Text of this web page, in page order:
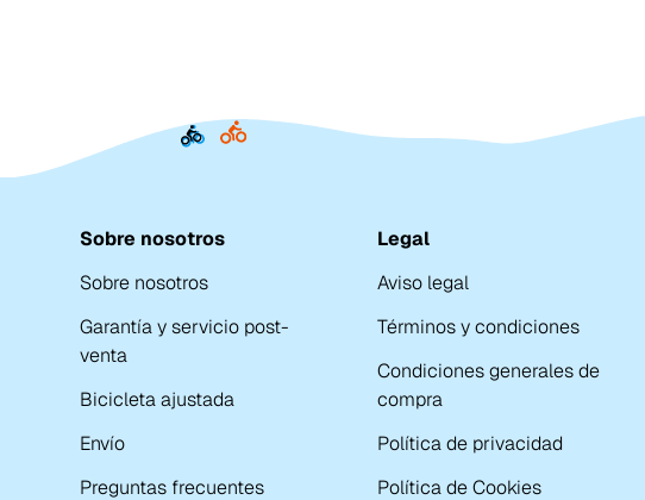
Sobre nosotros
Sobre nosotros
Garantía y servicio post-
venta
Bicicleta ajustada
Envío
Preguntas frecuentes
Legal
Aviso legal
Términos y condiciones
Condiciones generales de
compra
Política de privacidad
Política de Cookies